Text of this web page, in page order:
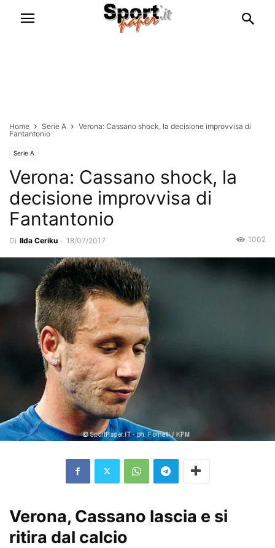
Home Serie A
Verona: Cassano shock, la decisione improvvisa di
Fantantonio
Serie A
Verona: Cassano shock, la
decisione improvvisa di
Fantantonio
Di Ilda Ceriku - 18/07/2017 1002
Verona, Cassano lascia e si
ritira dal calcio